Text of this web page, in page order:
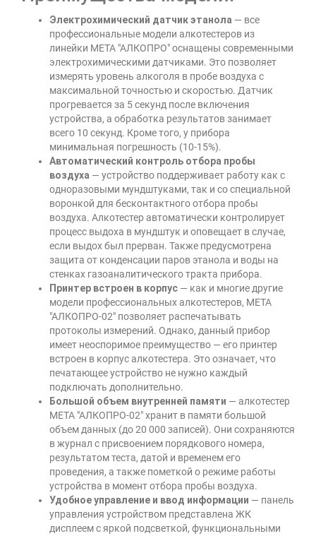
Электрохимический датчик этанола — все
профессиональные модели алкотестеров из
линейки МЕТА "АЛКОПРО" оснащены современными
электрохимическими датчиками. Это позволяет
измерять уровень алкоголя в пробе воздуха с
максимальной точностью и скоростью. Датчик
прогревается за 5 секунд после включения
устройства, а обработка результатов занимает
всего 10 секунд. Кроме того, у прибора
минимальная погрешность (10-15%).
Автоматический контроль отбора пробы
воздуха — устройство поддерживает работу как с
одноразовыми мундштуками, так и со специальной
воронкой для бесконтактного отбора пробы
воздуха. Алкотестер автоматически контролирует
процесс выдоха в мундштук и оповещает в случае,
если выдох был прерван. Также предусмотрена
защита от конденсации паров этанола и воды на
стенках газоаналитического тракта прибора.
Принтер встроен в корпус — как и многие другие
модели профессиональных алкотестеров, МЕТА
"АЛКОПРО-02" позволяет распечатывать
протоколы измерений. Однако, данный прибор
имеет неоспоримое преимущество — его принтер
встроен в корпус алкотестера. Это означает, что
печатающее устройство не нужно каждый
подключать дополнительно.
Большой объем внутренней памяти — алкотестер
МЕТА "АЛКОПРО-02" хранит в памяти большой
объем данных (до 20 000 записей). Они сохраняются
в журнал с присвоением порядкового номера,
результатом теста, датой и временем его
проведения, а также пометкой о режиме работы
устройства в момент отбора пробы воздуха.
Удобное управление и ввод информации — панель
управления устройством представлена ЖК
дисплеем с яркой подсветкой, функциональными